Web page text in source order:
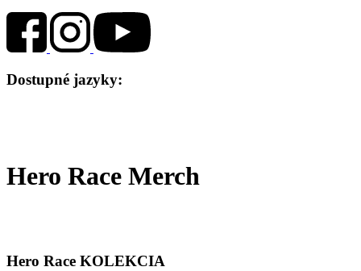
Dostupné jazyky:
Hero Race Merch
Hero Race KOLEKCIA